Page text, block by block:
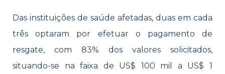
Das instituições de saúde afetadas, duas em cada
três optaram por efetuar o pagamento de
resgate, com 83% dos valores solicitados,
situando-se na faixa de US$ 100 mil a US$ 1